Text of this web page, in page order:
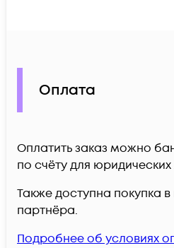
Оплата
Оплатить заказ можно
по счёту для
Также доступна покупка
партнёра.
Подробнее об условиях